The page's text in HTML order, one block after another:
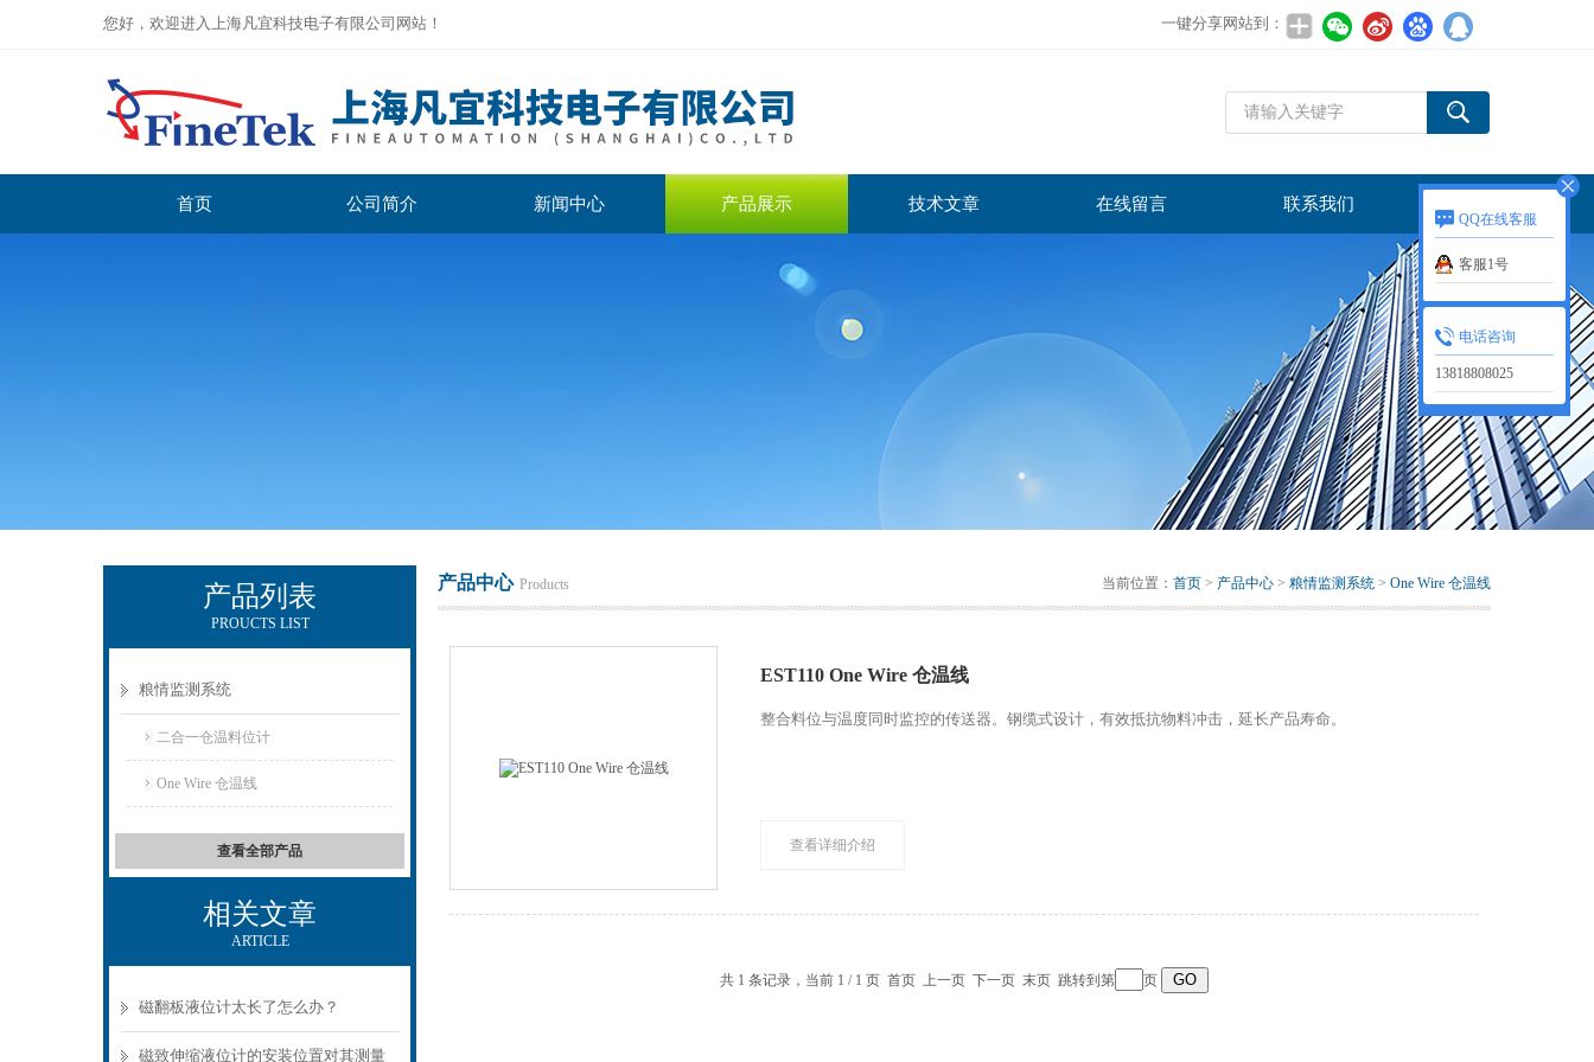
您好，欢迎进入上海凡宜科技电子有限公司网站！ 一键分享网站到：
首页 公司简介 新闻中心 产品展示 技术文章 在线留言 联系我们
产品列表
PROUCTS LIST
粮情监测系统
二合一仓温料位计
One Wire 仓温线
查看全部产品
相关文章
ARTICLE
磁翻板液位计太长了怎么办？
磁致伸缩液位计的安装位置对其测量
产品中心 Products 当前位置： 首页 > 产品中心 > 粮情监测系统 > One Wire 仓温线
EST110 One Wire 仓温线
整合料位与温度同时监控的传送器。钢缆式设计，有效抵抗物料冲击，延长产品寿命。
查看详细介绍
共 1 条记录，当前 1 / 1 页 首页 上一页 下一页 末页 跳转到第 页
QQ在线客服
客服1号
电话咨询
13818808025